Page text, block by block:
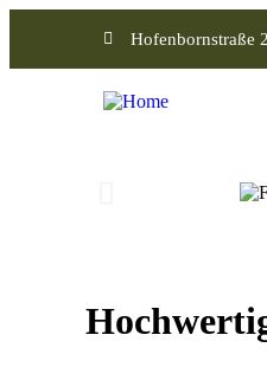
Hofenbornstraße